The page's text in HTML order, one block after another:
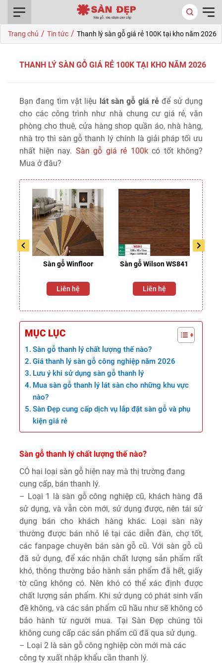
Trang chủ / Tin tức / Thanh lý sàn gỗ giá rẻ 100K tại kho năm 2026
THANH LÝ SÀN GỖ GIÁ RẺ 100K TẠI KHO NĂM 2026
Bạn đang tìm vật liệu lát sàn gỗ giá rẻ để sử dụng
cho các công trình như nhà chung cư giá rẻ, văn
phòng cho thuê, cửa hàng shop quần áo, nhà hàng,
nhà trọ thì sàn gỗ thanh lý chính là giải pháp tối ưu
nhất hiện nay. Sàn gỗ giá rẻ 100kcó tốt không?
Mua ở đâu?
Sàn gỗ Winfloor
Liên hệ
Sàn gỗ Wilson WS841
Liên hệ
MỤC LỤC
Sàn gỗ thanh lý chất lượng thế nào?
Giá thanh lý sàn gỗ công nghiệp năm 2026
Lưu ý khi sử dụng sàn gỗ thanh lý
Mua sàn gỗ thanh lý lát sàn cho những khu vực
nào?
Sàn Đẹp cung cấp dịch vụ lắp đặt sàn gỗ và phụ
kiện giá rẻ
Sàn gỗ thanh lý chất lượng thế nào?
CÓ hai loại sàn gỗ hiện nay mà thị trường đang
cung cấp, bán thanh lý.
– Loại 1 là sàn gỗ công nghiệp cũ, khách hàng đã
sử dụng, và vẫn còn mới, sử dụng được, nên tái sử
dụng bán cho khách hàng khác. Loại sàn này
thường được bán nhỏ lẻ tại các diễn đàn, chợ tốt,
các fanpage chuyên bán sàn gỗ cũ. Với sàn gỗ cũ
đã sử dụng, để xác nhận chất lượng sản phẩm rất
khó, thông thường bảo hành sản phẩm đã hết, giấy
tờ cũng không có. Nên khó có thể xác định được
chất lượng sản phẩm. Khi sử dụng có phát sinh vấn
đề không, và các sản phẩm cũ hầu như sẽ không có
bảo hành từ người mua. Tại Sàn Đẹp chúng tôi
không cung cấp các sản phẩm cũ đã qua sử dụng.
– Loại 2 là sàn gỗ công nghiệp còn mới mà các
công ty xuất nhập khẩu cần thanh lý.